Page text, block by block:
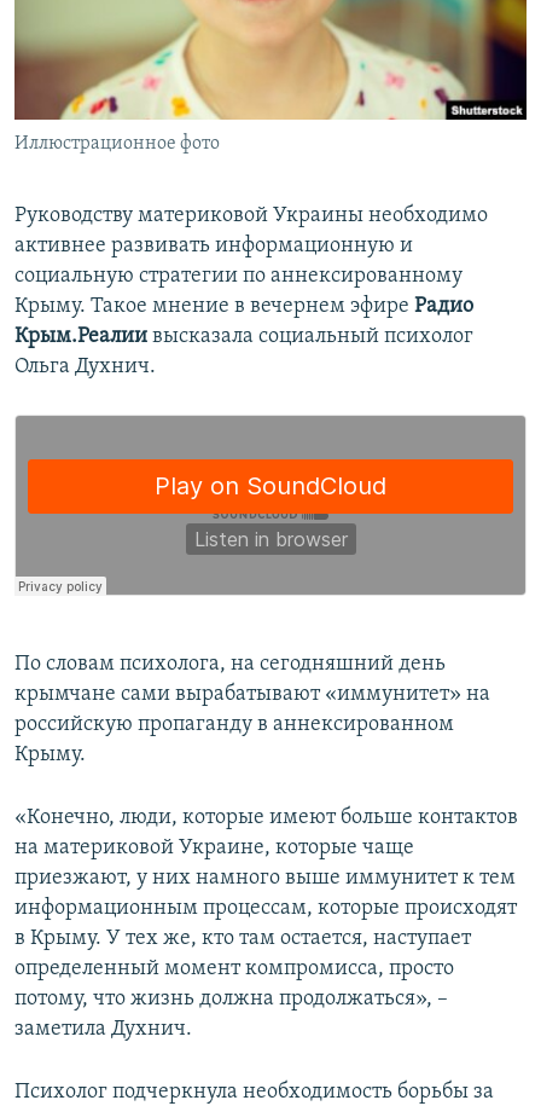
ПОБЕДИТЕЛЕЙ НЕ СУДЯТ?
КРЫМ.НЕПОКОРЕННЫЙ
ELIFBE
УКРАИНСКАЯ ПРОБЛЕМА КРЫМА
Иллюстрационное фото
Руководству материковой Украины необходимо
активнее развивать информационную и
социальную стратегии по аннексированному
Крыму. Такое мнение в вечернем эфире Радио
Крым.Реалии высказала социальный психолог
Ольга Духнич.
По словам психолога, на сегодняшний день
крымчане сами вырабатывают «иммунитет» на
российскую пропаганду в аннексированном
Крыму.
«Конечно, люди, которые имеют больше контактов
на материковой Украине, которые чаще
приезжают, у них намного выше иммунитет к тем
информационным процессам, которые происходят
в Крыму. У тех же, кто там остается, наступает
определенный момент компромисса, просто
потому, что жизнь должна продолжаться», –
заметила Духнич.
Психолог подчеркнула необходимость борьбы за